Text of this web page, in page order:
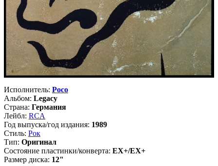
Исполнитель: Poco
Альбом: Legacy
Страна: Германия
Лейбл: RCA
Год выпуска/год издания: 1989
Стиль: Рок
Тип: Оригинал
Состояние пластинки/конверта: EX+/EX+
Размер диска: 12"